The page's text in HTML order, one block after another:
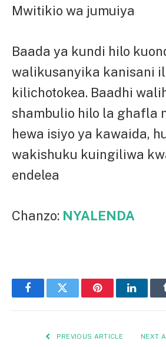
Mwitikio wa jumuiya
Baada ya kundi hilo
walikusanyika kanisani
kilichotokea. Baadhi
shambulio hilo la ghafla
hewa isiyo ya kawaida,
wakishuku kuingiliwa
endelea
Chanzo: NYALENDA
FacebookTwitter Pinterest
PREVIOUS ARTICLE NEXT